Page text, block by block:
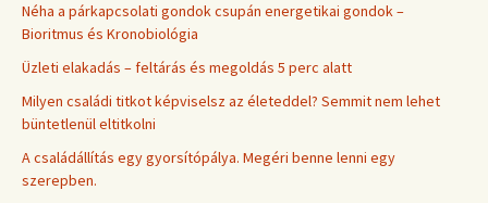
Néha a párkapcsolati gondok csupán energetikai gondok –
Bioritmus és Kronobiológia
Üzleti elakadás – feltárás és megoldás 5 perc alatt
Milyen családi titkot képviselsz az életeddel? Semmit nem lehet
büntetlenül eltitkolni
A családállítás egy gyorsítópálya. Megéri benne lenni egy
szerepben.